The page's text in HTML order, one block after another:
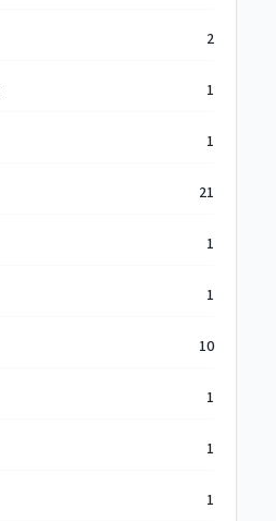
2
1
1
21
1
1
10
1
1
1